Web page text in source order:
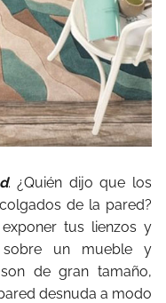
. ¿Quién dijo que los
de la pared?
tus lienzos y
sobre un mueble y
de gran tamaño,
desnuda a modo